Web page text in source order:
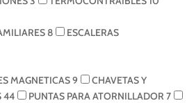
8
ESCALERAS
MAGNETICAS9
CHAVETAS Y
44 PUNTAS PARA ATORNILLADOR 7